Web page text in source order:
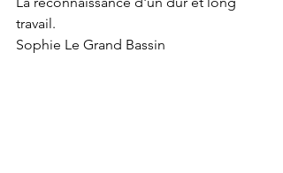
travail.
Sophie Le Grand Bassin